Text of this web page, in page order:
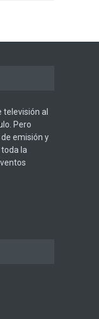
al
Pero
emisión y
la